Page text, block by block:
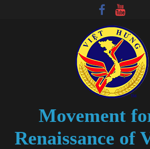
Movement
Renaissance of